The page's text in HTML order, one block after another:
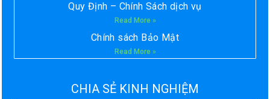
Quy Định – Chính Sách dịch vụ
Read More »
Chính sách Bảo Mật
Read More »
CHIA SẺ KINH NGHIỆM